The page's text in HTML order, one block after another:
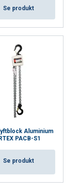
Se produkt
Aluminium
PACB-S1
Se produkt